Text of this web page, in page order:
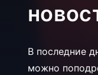
В последние
можно